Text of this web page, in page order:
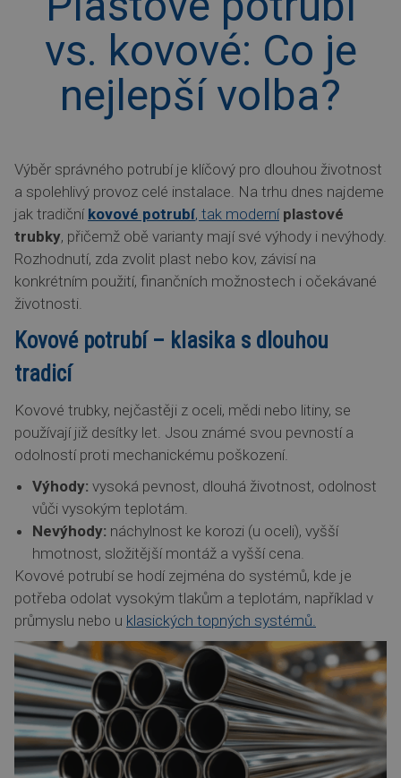
vs. kovové: Co je
nejlepší volba?
Výběr správného potrubí je klíčový pro dlouhou životnost
a spolehlivý provoz celé instalace. Na trhu dnes najdeme
jak tradiční kovové potrubí, tak moderní plastové
trubky, přičemž obě varianty mají své výhody i nevýhody.
Rozhodnutí, zda zvolit plast nebo kov, závisí na
konkrétním použití, finančních možnostech i očekávané
životnosti.
Kovové potrubí – klasika s dlouhou
tradicí
Kovové trubky, nejčastěji z oceli, mědi nebo litiny, se
používají již desítky let. Jsou známé svou pevností a
odolností proti mechanickému poškození.
Výhody: vysoká pevnost, dlouhá životnost, odolnost
vůči vysokým teplotám.
Nevýhody: náchylnost ke korozi (u oceli), vyšší
hmotnost, složitější montáž a vyšší cena.
Kovové potrubí se hodí zejména do systémů, kde je
potřeba odolat vysokým tlakům a teplotám, například v
průmyslu nebo u klasických topných systémů.